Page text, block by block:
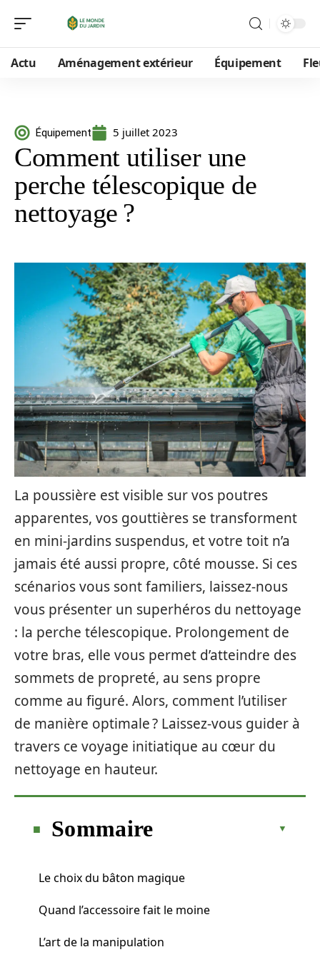
Actu Aménagement extérieur Équipement
Équipement 5 juillet 2023
Comment utiliser une
perche télescopique de
nettoyage ?
La poussière est visible sur vos poutres
apparentes, vos gouttières se transforment
en mini-jardins suspendus, et votre toit n’a
jamais été aussi propre, côté mousse. Si ces
scénarios vous sont familiers, laissez-nous
vous présenter un superhéros du nettoyage
: la perche télescopique. Prolongement de
votre bras, elle vous permet d’atteindre des
sommets de propreté, au sens propre
comme au figuré. Alors, comment l’utiliser
de manière optimale ? Laissez-vous guider à
travers ce voyage initiatique au cœur du
nettoyage en hauteur.
Sommaire
Le choix du bâton magique
Quand l’accessoire fait le moine
L’art de la manipulation